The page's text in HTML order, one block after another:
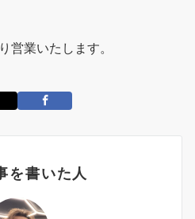
営業いたします。
を書いた人